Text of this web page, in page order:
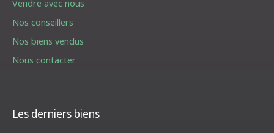
Vendre avec nous
Nos conseillers
Nos biens vendus
Nous contacter
Les derniers biens